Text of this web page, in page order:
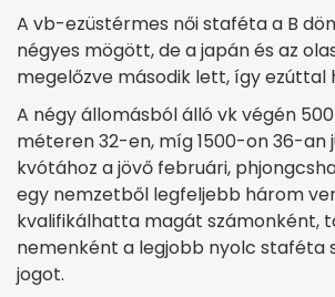
A vb-ezüstérmes női staféta a B
négyes mögött, de a japán és az
megelőzve második lett, így ezúttal
A négy állomásból álló vk végén 500
méteren 32-en, míg 1500-on 36-an
kvótához a jövő februári,
egy nemzetből legfeljebb három
kvalifikálhatta magát számonként,
nemenként a legjobb nyolc staféta
jogot.